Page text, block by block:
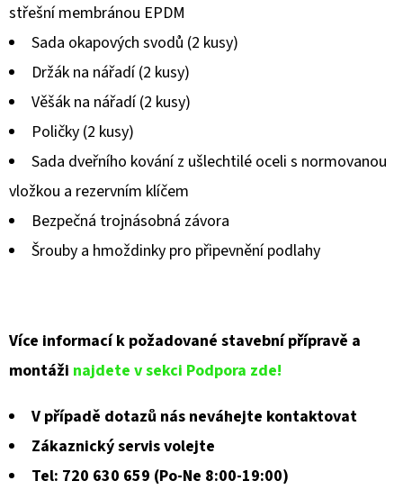
z
hvězdiček.
střešní membránou EPDM
Sada okapových svodů (2 kusy)
Držák na nářadí (2 kusy)
Věšák na nářadí (2 kusy)
Poličky (2 kusy)
Sada dveřního kování z ušlechtilé oceli s normovanou
vložkou a rezervním klíčem
Bezpečná trojnásobná závora
Šrouby a hmoždinky pro připevnění podlahy
Více informací k požadované stavební přípravě a
montáži najdete v sekci Podpora zde!
V případě dotazů nás neváhejte kontaktovat
Zákaznický servis volejte
Tel: 720 630 659 (Po-Ne 8:00-19:00)